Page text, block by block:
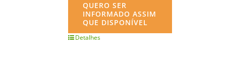
QUERO SER
INFORMADO ASSIM
QUE DISPONÍVEL
Detalhes